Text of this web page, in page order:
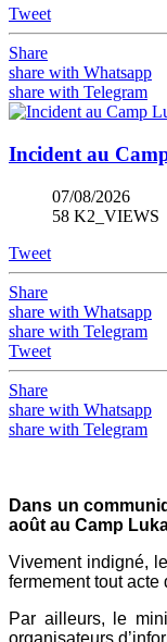
Tweet
Share
share with Whatsapp
share with Telegram
Incident au
07/08/2026
58 K2_VIEWS
Tweet
Share
share with Whatsapp
share with Telegram
Tweet
Share
share with Whatsapp
share with Telegram
Dans un
août au Camp
Vivement indigné,
fermement tout acte
Par ailleurs, le
organisateurs